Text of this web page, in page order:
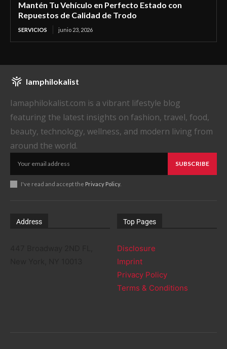
Mantén Tu Vehículo en Perfecto Estado con
Repuestos de Calidad de Trodo
SERVICIOS junio 23, 2026
Iamphilokalist
Iamaphilokalist.com is a vibrant lifestyle blog
featuring the latest insights on fashion, travel, food,
beauty, technology, wellness, and modern living from
around the world.
SUBSCRIBE
I've read and accept the Privacy Policy.
Address Top Pages
Disclosure
Imprint
Privacy Policy
Terms & Conditions